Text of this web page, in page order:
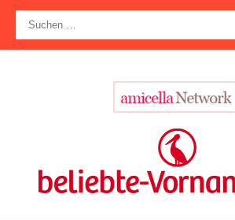
Zum
Inhalt
springen
nach: